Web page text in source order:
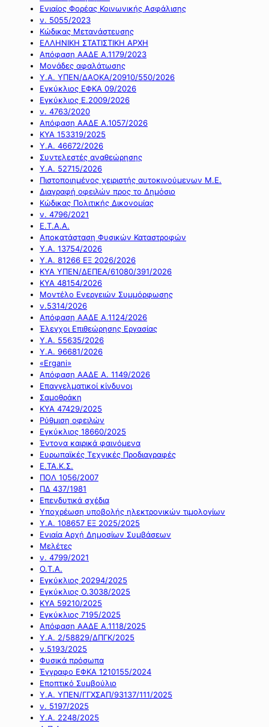
Ενιαίος Φορέας Κοινωνικής Ασφάλισης
ν. 5055/2023
Κώδικας Μετανάστευσης
ΕΛΛΗΝΙΚΗ ΣΤΑΤΙΣΤΙΚΗ ΑΡΧΗ
Απόφαση ΑΑΔΕ Α.1179/2023
Μονάδες αφαλάτωσης
Υ.Α. ΥΠΕΝ/ΔΑΟΚΑ/20910/550/2026
Εγκύκλιος ΕΦΚΑ 09/2026
Εγκύκλιος Ε.2009/2026
ν. 4763/2020
Απόφαση ΑΑΔΕ Α.1057/2026
ΚΥΑ 153319/2025
Υ.Α. 46672/2026
Συντελεστές αναθεώρησης
Υ.Α. 52715/2026
Πιστοποιημένος χειριστής αυτοκινούμενων Μ.Ε.
Διαγραφή οφειλών προς το Δημόσιο
Κώδικας Πολιτικής Δικονομίας
ν. 4796/2021
Ε.Τ.Α.Α.
Αποκατάσταση Φυσικών Καταστροφών
Υ.Α. 13754/2026
Υ.Α. 81266 ΕΞ 2026/2026
ΚΥΑ ΥΠΕΝ/ΔΕΠΕΑ/61080/391/2026
ΚΥΑ 48154/2026
Μοντέλο Ενεργειών Συμμόρφωσης
ν.5314/2026
Απόφαση ΑΑΔΕ Α.1124/2026
Έλεγχοι Επιθεώρησης Εργασίας
Υ.Α. 55635/2026
Υ.Α. 96681/2026
«Ergani»
Απόφαση ΑΑΔΕ Α. 1149/2026
Επαγγελματικοί κίνδυνοι
Σαμοθράκη
ΚΥΑ 47429/2025
Ρύθμιση οφειλών
Εγκύκλιος 18660/2025
Έντονα καιρικά φαινόμενα
Ευρωπαϊκές Τεχνικές Προδιαγραφές
Ε.ΤΑ.Κ.Σ.
ΠΟΛ 1056/2007
ΠΔ 437/1981
Επενδυτικά σχέδια
Υποχρέωση υποβολής ηλεκτρονικών τιμολογίων
Υ.Α. 108657 ΕΞ 2025/2025
Ενιαία Αρχή Δημοσίων Συμβάσεων
Μελέτες
ν. 4799/2021
Ο.Τ.Α.
Εγκύκλιος 20294/2025
Εγκύκλιος Ο.3038/2025
ΚΥΑ 59210/2025
Εγκύκλιος 7195/2025
Απόφαση ΑΑΔΕ Α.1118/2025
Υ.Α. 2/58829/ΔΠΓΚ/2025
ν.5193/2025
Φυσικά πρόσωπα
Έγγραφο ΕΦΚΑ 1210155/2024
Εποπτικό Συμβούλιο
Υ.Α. ΥΠΕΝ/ΓΓΧΣΑΠ/93137/111/2025
ν. 5197/2025
Υ.Α. 2248/2025